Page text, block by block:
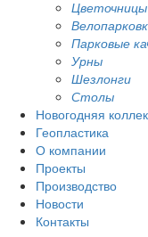
Цветочницы
Парковые
Урны
Шезлонги
Столы
Новогодняя
Геопластика
О компании
Проекты
Производство
Новости
Контакты